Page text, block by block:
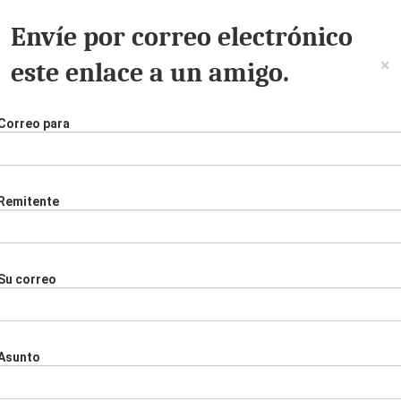
Envíe por correo electrónico
este enlace a un amigo.
×
para
correo